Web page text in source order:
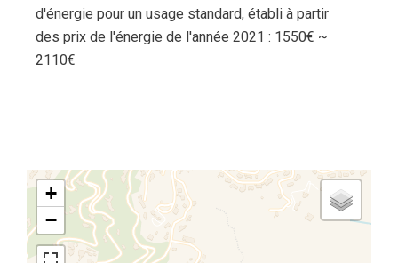
d'énergie pour un usage standard, établi à partir
des prix de l'énergie de l'année 2021 : 1550€ ~
2110€
+
−